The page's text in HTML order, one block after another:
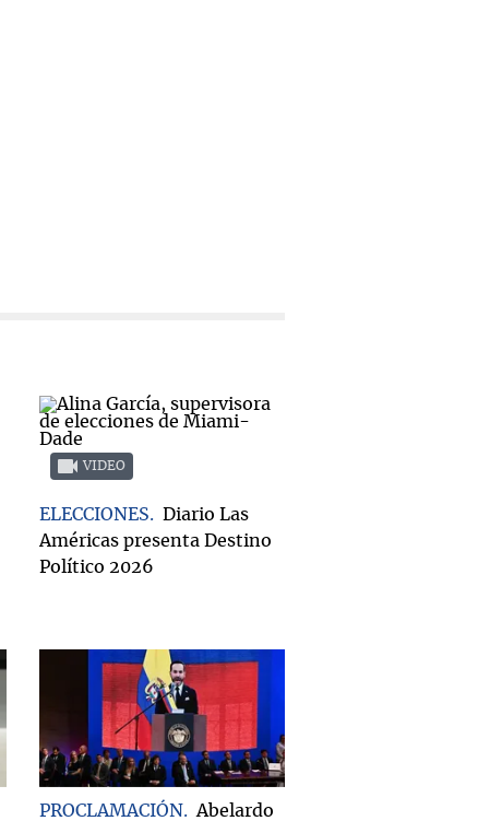
VIDEO
ELECCIONES
Diario Las
Américas presenta Destino
Político 2026
PROCLAMACIÓN Abelardo